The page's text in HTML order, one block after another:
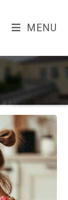
MENU